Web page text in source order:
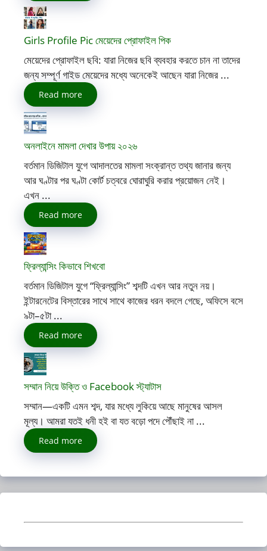
Girls Profile Pic মেয়েদের প্রোফাইল পিক
মেয়েদের প্রোফাইল ছবি: যারা নিজের ছবি ব্যবহার করতে চান না তাদের
জন্য সম্পূর্ণ গাইড মেয়েদের মধ্যে অনেকেই আছেন যারা নিজের ...
Read more
অনলাইনে মামলা দেখার উপায় ২০২৬
বর্তমান ডিজিটাল যুগে আদালতের মামলা সংক্রান্ত তথ্য জানার জন্য
আর ঘণ্টার পর ঘণ্টা কোর্ট চত্বরে ঘোরাঘুরি করার প্রয়োজন নেই।
এখন ...
Read more
ফ্রিল্যান্সিং কিভাবে শিখবো
বর্তমান ডিজিটাল যুগে “ফ্রিল্যান্সিং” শব্দটি এখন আর নতুন নয়।
ইন্টারনেটের বিস্তারের সাথে সাথে কাজের ধরন বদলে গেছে, অফিসে বসে
৯টা–৫টা ...
Read more
সম্মান নিয়ে উক্তি ও Facebook স্ট্যাটাস
সম্মান—একটি এমন শব্দ, যার মধ্যে লুকিয়ে আছে মানুষের আসল
মূল্য। আমরা যতই ধনী হই বা যত বড়ো পদে পৌঁছাই না ...
Read more